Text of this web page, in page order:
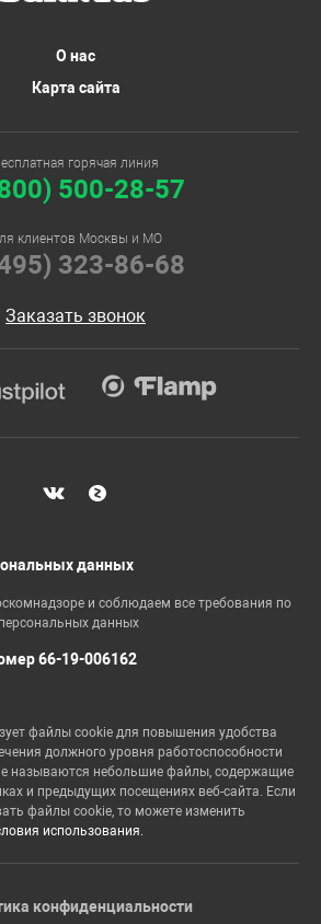
О нас
Карта сайта
горячая линия
500-28-57
клиентов Москвы и МО
323-86-68
Заказать звонок
данных
и соблюдаем все требования по
данных
66-19-006162
файлы cookie для повышения удобства
должного уровня работоспособности
называются небольшие файлы, содержащие
и предыдущих посещениях веб-сайта. Если
файлы cookie, то можете изменить
использования.
конфиденциальности